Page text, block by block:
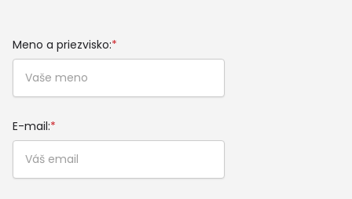
Meno a priezvisko:*
E-mail:*